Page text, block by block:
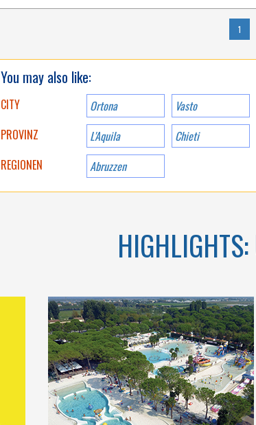
1
You may also like:
CITY Ortona Vasto
PROVINZ
L'Aquila Chieti
REGIONEN
Abruzzen
DIREKT AM MEER,
INMITTEN DER NATUR